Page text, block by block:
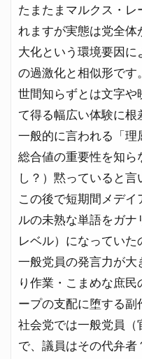
たまたまマルクス・
れますが実態は党全
大化という環境要因
の過激化と相似形です。
世間知らずとは文字
て得る幅広い体験に根
一般的に言われる「
総合値の重要性を知
し？）黙っていると
この後で短期間メデ
ルの未熟な単語をガ
レベル）になっていた
一般党員の発言力が
り作業・こまめな庶
ープの支配に堕する
社会党では一般党員
で、議員はその代弁